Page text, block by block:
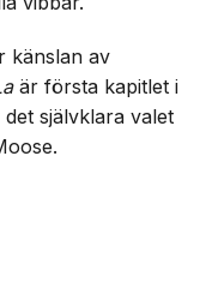
känslan av
är första kapitlet i
självklara valet